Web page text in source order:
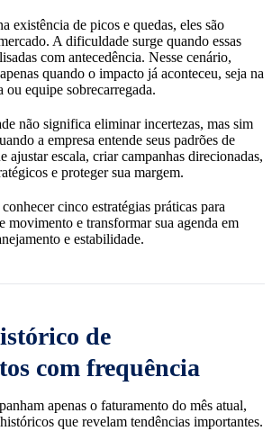
existência de picos e quedas, eles são
A dificuldade surge quando essas
com antecedência. Nesse cenário,
quando o impacto já aconteceu, seja na
ou equipe sobrecarregada.
não significa eliminar incertezas, mas sim
a empresa entende seus padrões de
ajustar escala, criar campanhas direcionadas,
e proteger sua margem.
cinco estratégias práticas para
movimento e transformar sua agenda em
e estabilidade.
de
com frequência
apenas o faturamento do mês atual,
que revelam tendências importantes.